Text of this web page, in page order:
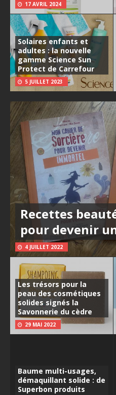
17 AVRIL 2024
Solaires enfants et
adultes : la nouvelle
gamme Science Sun
Protect de Carrefour
5 JUILLET 2023
Recettes
pour devenir
4 JUILLET 2022
Les trésors pour la
peau des cosmétiques
solides signés la
Savonnerie du cèdre
29 MAI 2022
Baume multi-usages,
démaquillant solide : de
Superbon produits